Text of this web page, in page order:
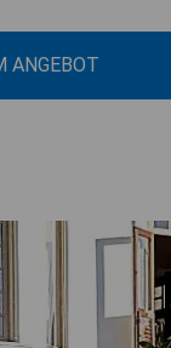
ANGEBOT